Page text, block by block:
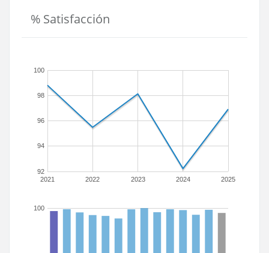
% Satisfacción
2021 2022 2023 2024 2025
92
94
96
98
100
100